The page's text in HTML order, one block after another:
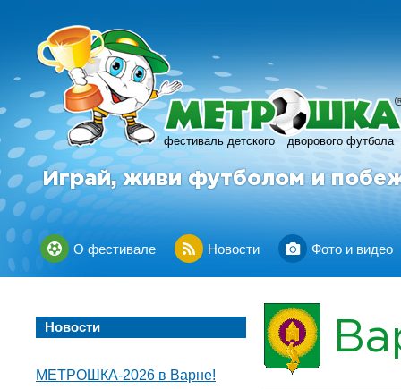
фестиваль детского дворового футбола
R
Играй, живи футболом и
О фестивале Новости Фото и видео
Новости
МЕТРОШКА-2026 в Варне!